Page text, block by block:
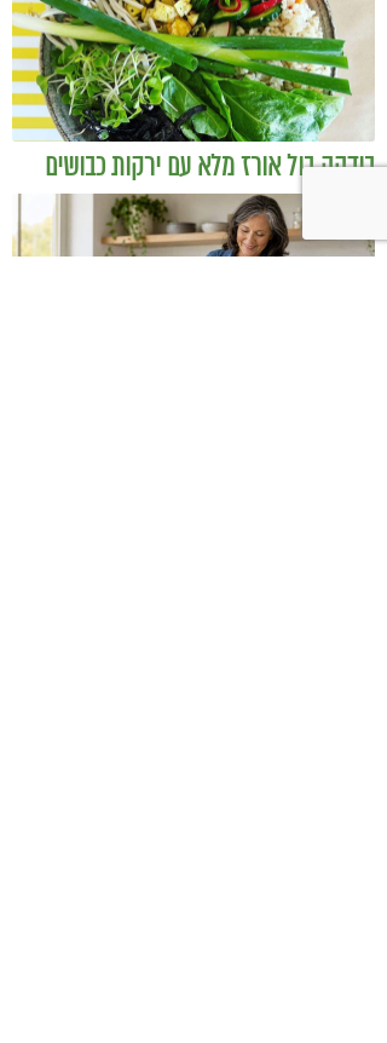
בודהה בול אורז מלא עם ירקות כבושים
ומקושקשת טופו